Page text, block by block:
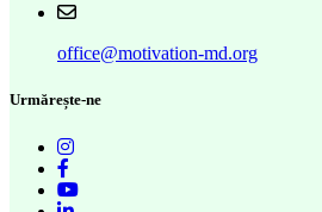
office@motivation-md.org
Urmărește-ne